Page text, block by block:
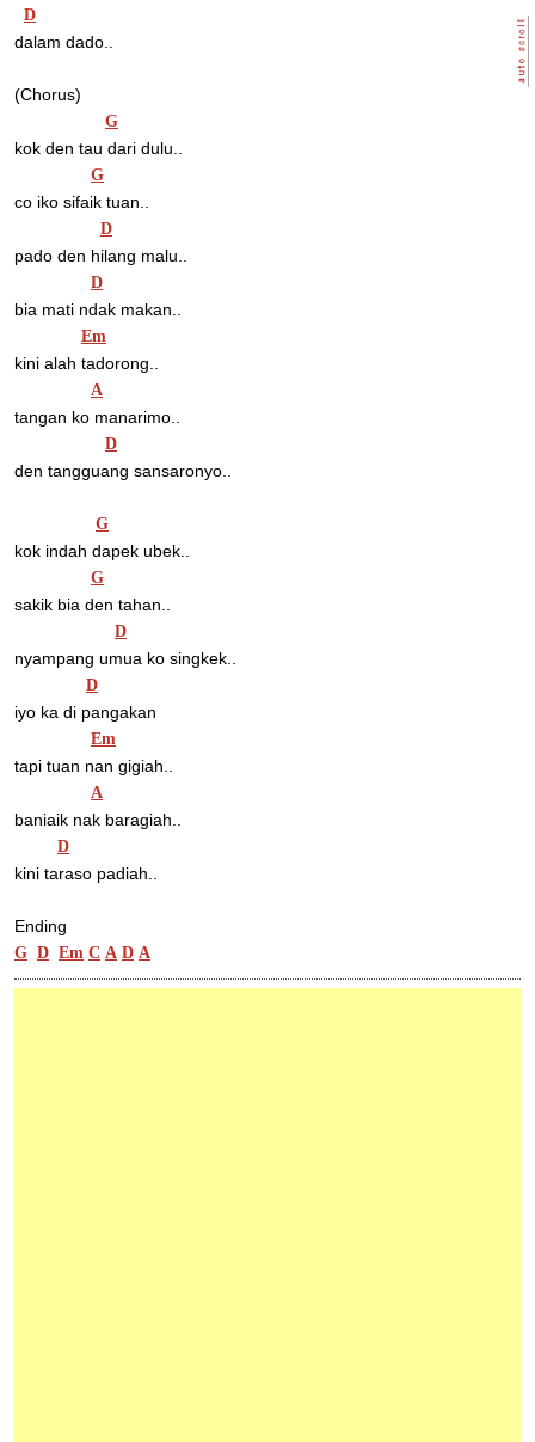
D
dalam dado..
(Chorus)
G
kok den tau dari dulu..
G
co iko sifaik tuan..
D
pado den hilang malu..
D
bia mati ndak makan..
Em
kini alah tadorong..
A
tangan ko manarimo..
D
den tangguang sansaronyo..
G
kok indah dapek ubek..
G
sakik bia den tahan..
D
nyampang umua ko singkek..
D
iyo ka di pangakan
Em
tapi tuan nan gigiah..
A
baniaik nak baragiah..
D
kini taraso padiah..
Ending
G D Em C A D A